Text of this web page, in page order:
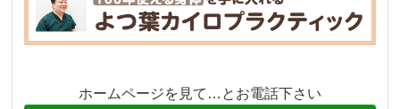
ホームページを見て…とお電話下さい